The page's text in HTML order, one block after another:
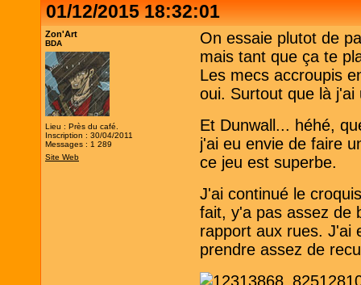
01/12/2015 18:32:01
Zon'Art
BDA
Lieu : Près du café.
Inscription : 30/04/2011
Messages : 1 289
Site Web
On essaie plutot de
mais tant que ça te
Les mecs accroupis
oui. Surtout que là
Et Dunwall... héhé,
j'ai eu envie de faire
ce jeu est superbe.
J'ai continué le
fait, y'a pas assez de
rapport aux rues. J'ai
prendre assez de